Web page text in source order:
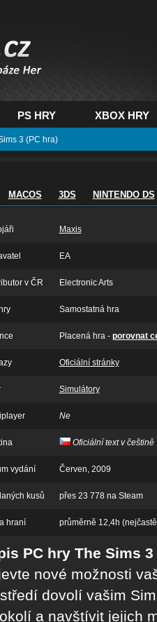
PS HRY XBOX HRY
3 (PC hra)
MACOS 3DS NINTENDO DS
Maxis
EA
v ČR Electronic Arts
Samostatná hra
Placená hra - porovnat
Oficiální stránky
Simulátory
Ne
Oficiální text v češtině
vydání Červen, 2009
kusů přes 23 778 na Steam
hraní průměrně 12,4h
PC hry The Sims 3
nové možnosti
dovolí vašim
a navštívit jejich